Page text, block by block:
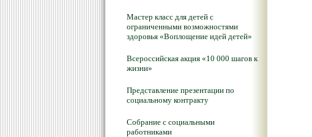
Мастер класс для детей с
ограниченными возможностями
здоровья «Воплощение идей детей»
Всероссийская акция «10 000 шагов к
жизни»
Представление презентации по
социальному контракту
Собрание с социальными
работниками